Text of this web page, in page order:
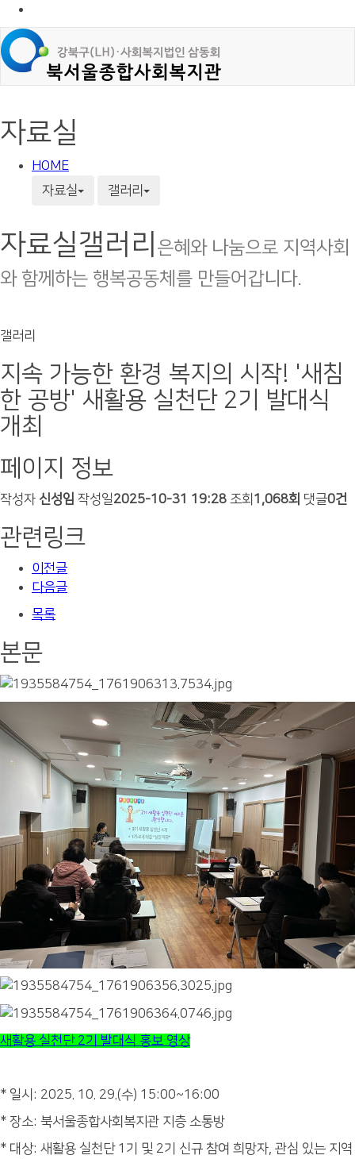
자료실
HOME
자료실
갤러리
자료실갤러리 은혜와 나눔으로 지역사회
와 함께하는 행복공동체를 만들어갑니다.
갤러리
지속 가능한 환경 복지의 시작! '새침
한 공방' 새활용 실천단 2기 발대식
개최
페이지 정보
작성자 신성임 작성일2025-10-31 19:28 조회 1,068회 댓글0건
관련링크
이전글
다음글
목록
본문
새활용 실천단 2기 발대식 홍보 영상
* 일시: 2025. 10. 29.(수) 15:00~16:00
* 장소: 북서울종합사회복지관 지층 소통방
* 대상: 새활용 실천단 1기 및 2기 신규 참여 희망자, 관심 있는 지역